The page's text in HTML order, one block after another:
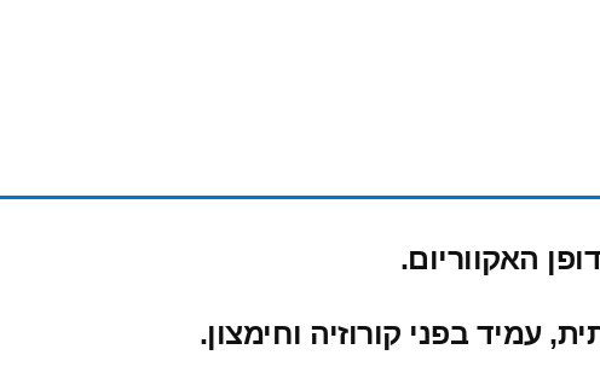
עמיד בפני קורוזיה וחימצון.